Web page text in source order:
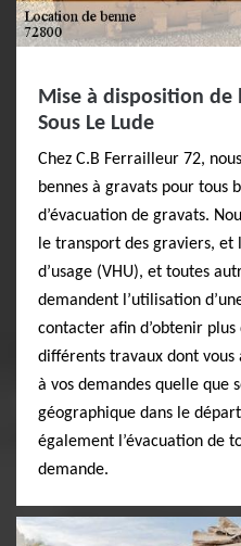
Mise à disposition de
Sous Le Lude
Chez C.B Ferrailleur 72,
bennes à gravats pour tous
d’évacuation de gravats.
le transport des graviers, et
d’usage (VHU), et toutes
demandent l’utilisation
contacter afin d’obtenir
différents travaux dont vous
à vos demandes quelle que
géographique dans le
également l’évacuation de
demande.